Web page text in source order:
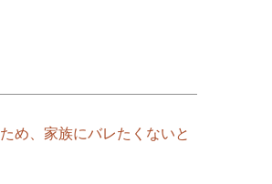
ため、家族にバレたくないと